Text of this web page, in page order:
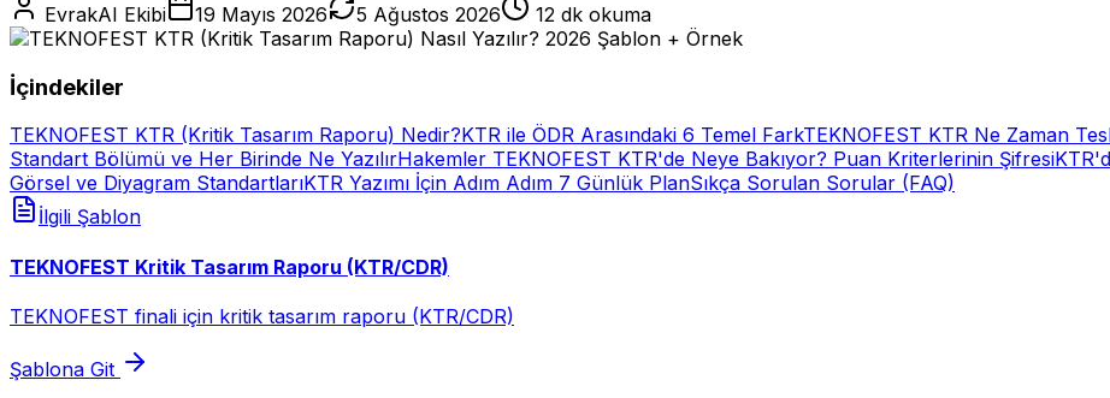
EvrakAI Ekibi 19 Mayıs 2026 5 Ağustos 2026 12 dk okuma
İçindekiler
TEKNOFEST KTR (Kritik Tasarım Raporu) Nedir?KTR ile ÖDR Arasındaki 6 Temel FarkTEKNOFEST KTR Ne Zaman
Standart Bölümü ve Her Birinde Ne YazılırHakemler TEKNOFEST KTR'de Neye Bakıyor? Puan Kriterlerinin Şifresi
Görsel ve Diyagram StandartlarıKTR Yazımı İçin Adım Adım 7 Günlük PlanSıkça Sorulan Sorular (FAQ)
İlgili Şablon
TEKNOFEST Kritik Tasarım Raporu (KTR/CDR)
TEKNOFEST finali için kritik tasarım raporu (KTR/CDR)
Şablona Git